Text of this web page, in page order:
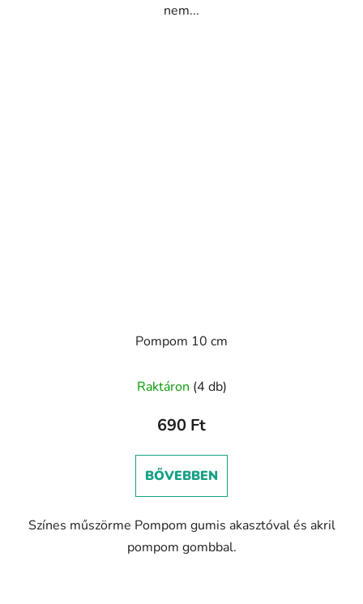
nem...
Pompom 10 cm
Raktáron (4 db)
690 Ft
BŐVEBBEN
Színes műszörme Pompom gumis akasztóval és akril
pompom gombbal.